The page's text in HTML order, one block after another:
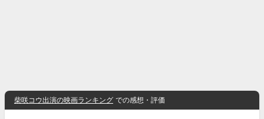
柴咲コウ出演の映画ランキング での感想・評価